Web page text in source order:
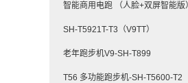
智能商用电跑 （人脸+双屏智能版）
SH-T5921T-T3（V9TT）
老年跑步机V9-SH-T899
T56 多功能跑步机-SH-T5600-T2